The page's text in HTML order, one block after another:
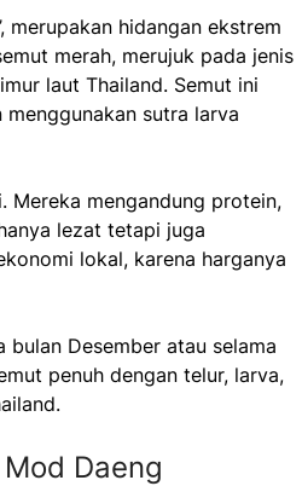
merupakan hidangan ekstrem
merah, merujuk pada jenis
laut Thailand. Semut ini
sutra larva
Mereka mengandung protein,
lezat tetapi juga
lokal, karena harganya
Desember atau selama
penuh dengan telur, larva,
Daeng